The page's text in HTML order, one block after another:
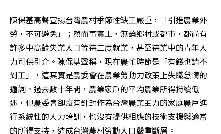
陳保基高聲宣揚台灣農村季節性缺工嚴重，「引進農業外
勞，不可避免」；然而事實上，無論鄉村或都市，都尚有
許多中高齡失業人口等待二度就業，甚至待業中的青年人
力可供引介。陳保基聲稱，現在農忙時節是「有錢也請不
到工」，這其實是農委會在農業勞動力政策上失職怠惰的
遁詞。過去數十年間，農業家戶的平均農業所得持續低
迷，但農委會卻沒有針對作為台灣農業主力的家庭農戶進
行系統性的人力培訓，也沒有提供相應的技術支援與適當
的所得支持，造成台灣農村勞動人口嚴重斷層。